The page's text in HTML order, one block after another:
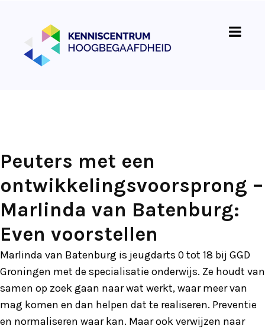
Peuters met een
ontwikkelingsvoorsprong –
Marlinda van Batenburg:
Even voorstellen
Marlinda van Batenburg is jeugdarts 0 tot 18 bij GGD
Groningen met de specialisatie onderwijs. Ze houdt van
samen op zoek gaan naar wat werkt, waar meer van
mag komen en dan helpen dat te realiseren. Preventie
en normaliseren waar kan. Maar ook verwijzen naar